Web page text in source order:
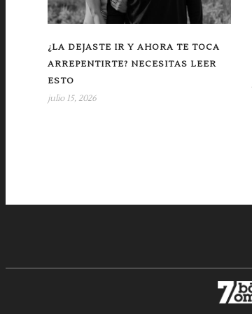
¿LA DEJASTE IR Y AHORA TE TOCA
ARREPENTIRTE? NECESITAS LEER
ESTO
julio 15, 2026